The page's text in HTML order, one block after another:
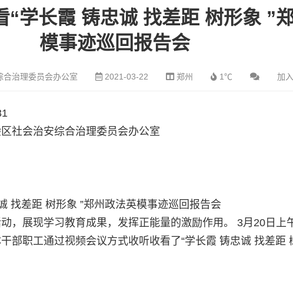
“学长霞 铸忠诚 找差距 树形象 ”
模事迹巡回报告会
合治理委员会办公室 2021-03-22 郑州 1℃ 加
社会治安综合治理委员会办公室
找差距 树形象 ”郑州政法英模事迹巡回报告会
，展现学习教育成果，发挥正能量的激励作用。 3月20日上
部职工通过视频会议方式收听收看了“学长霞 铸忠诚 找差距